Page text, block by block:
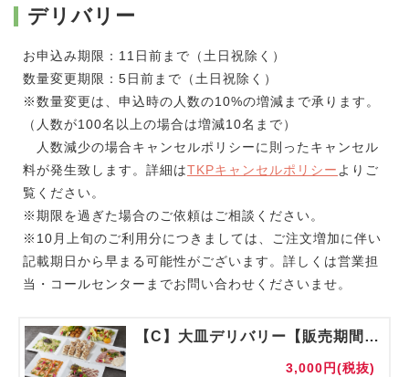
デリバリー
お申込み期限：11日前まで（土日祝除く）
数量変更期限：5日前まで（土日祝除く）
※数量変更は、申込時の人数の10%の増減まで承ります。
（人数が100名以上の場合は増減10名まで）
人数減少の場合キャンセルポリシーに則ったキャンセル
料が発生致します。詳細はTKPキャンセルポリシーよりご
覧ください。
※期限を過ぎた場合のご依頼はご相談ください。
※10月上旬のご利用分につきましては、ご注文増加に伴い
記載期日から早まる可能性がございます。詳しくは営業担
当・コールセンターまでお問い合わせくださいませ。
【C】大皿デリバリー【販売期間】2026/06/01～2026/09/30
3,000円(税抜)